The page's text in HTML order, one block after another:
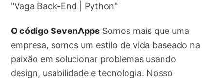
"Vaga Back-End | Python"
O código SevenApps Somos mais que uma
empresa, somos um estilo de vida baseado na
paixão em solucionar problemas usando
design, usabilidade e tecnologia. Nosso